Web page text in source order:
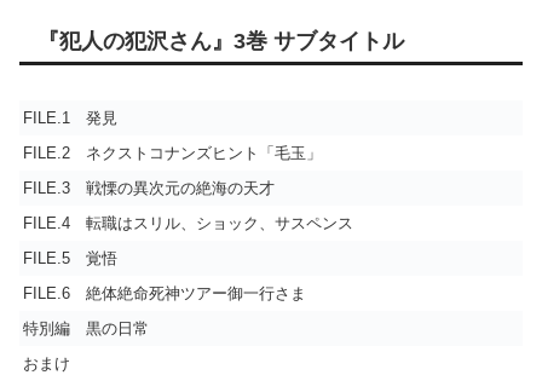
『犯人の犯沢さん』3巻 サブタイトル
FILE.1 発見
FILE.2 ネクストコナンズヒント「毛玉」
FILE.3 戦慄の異次元の絶海の天才
FILE.4 転職はスリル、ショック、サスペンス
FILE.5 覚悟
FILE.6 絶体絶命死神ツアー御一行さま
特別編 黒の日常
おまけ